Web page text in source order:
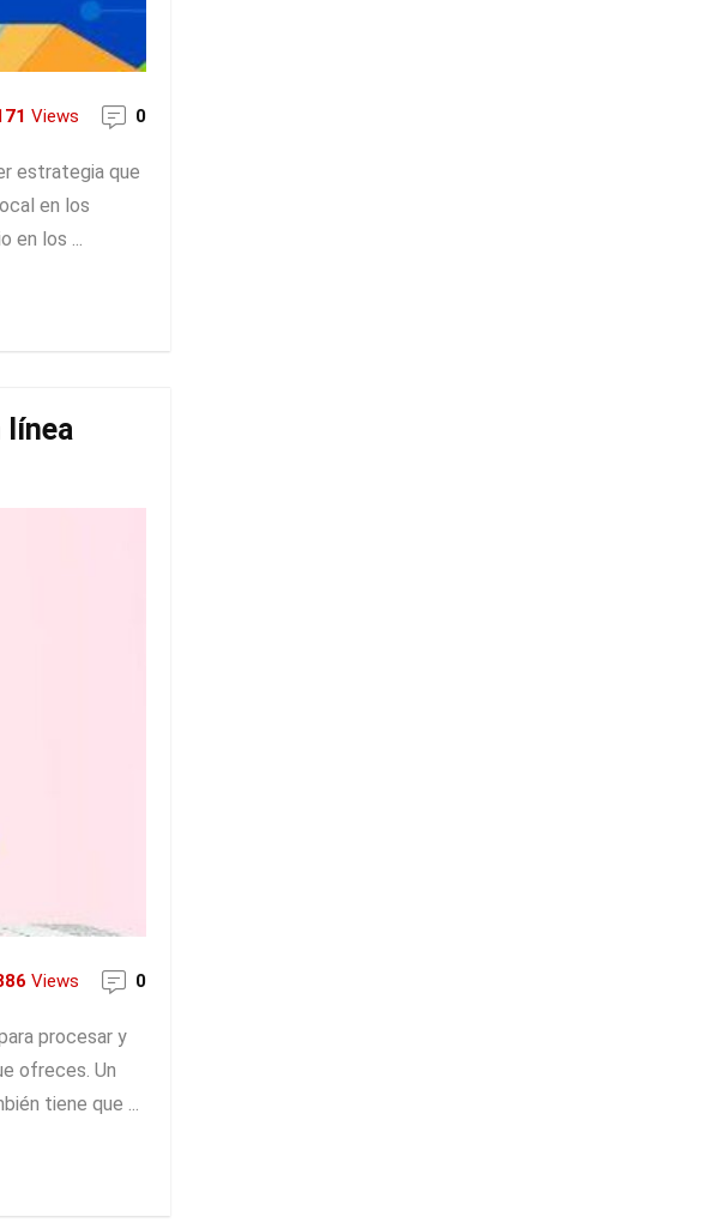
Views 0
estrategia que
en los
en los ...
línea
Views 0
procesar y
ofreces. Un
tiene que ...